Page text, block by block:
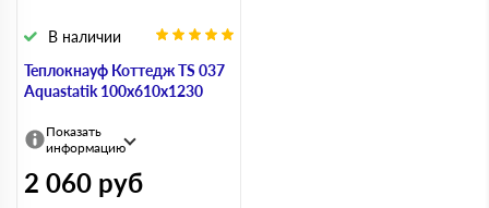
Теплокнауф Коттедж ТS 037
Aquastatik 100х610х1230
В наличии
Показать
информацию
2 060 руб